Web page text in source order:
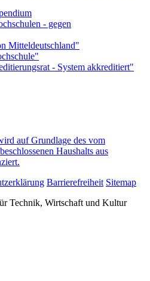
auf Grundlage des vom
Haushalts aus
Barrierefreiheit Sitemap
Technik, Wirtschaft und Kultur